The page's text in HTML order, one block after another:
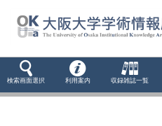
検索画面選択 利用案内 収録雑誌一覧